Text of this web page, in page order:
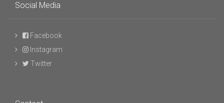
Social Media
Facebook
Instagram
Twitter